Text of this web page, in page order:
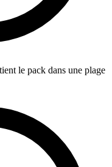
le pack dans une plage